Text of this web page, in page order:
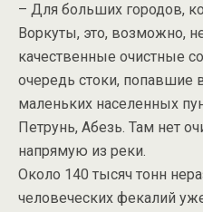
– Для больших городов,
Воркуты, это, возможно,
качественные очистные
очередь стоки, попавшие
маленьких населенных
Петрунь, Абезь. Там нет
напрямую из реки.
Около 140 тысяч тонн
человеческих фекалий